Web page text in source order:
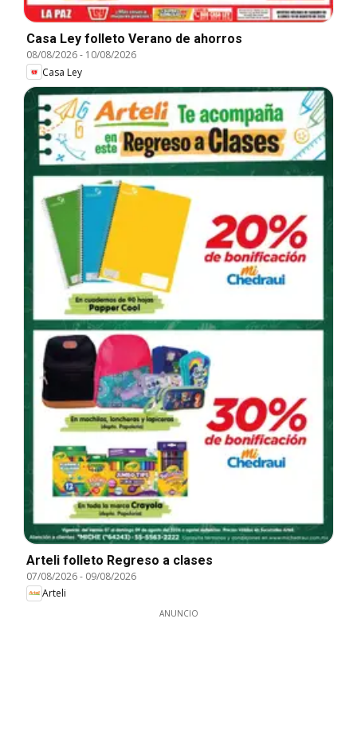
Casa Ley folleto Verano de ahorros
08/08/2026- 10/08/2026
Casa Ley
Arteli folleto Regreso a clases
07/08/2026- 09/08/2026
Arteli
ANUNCIO